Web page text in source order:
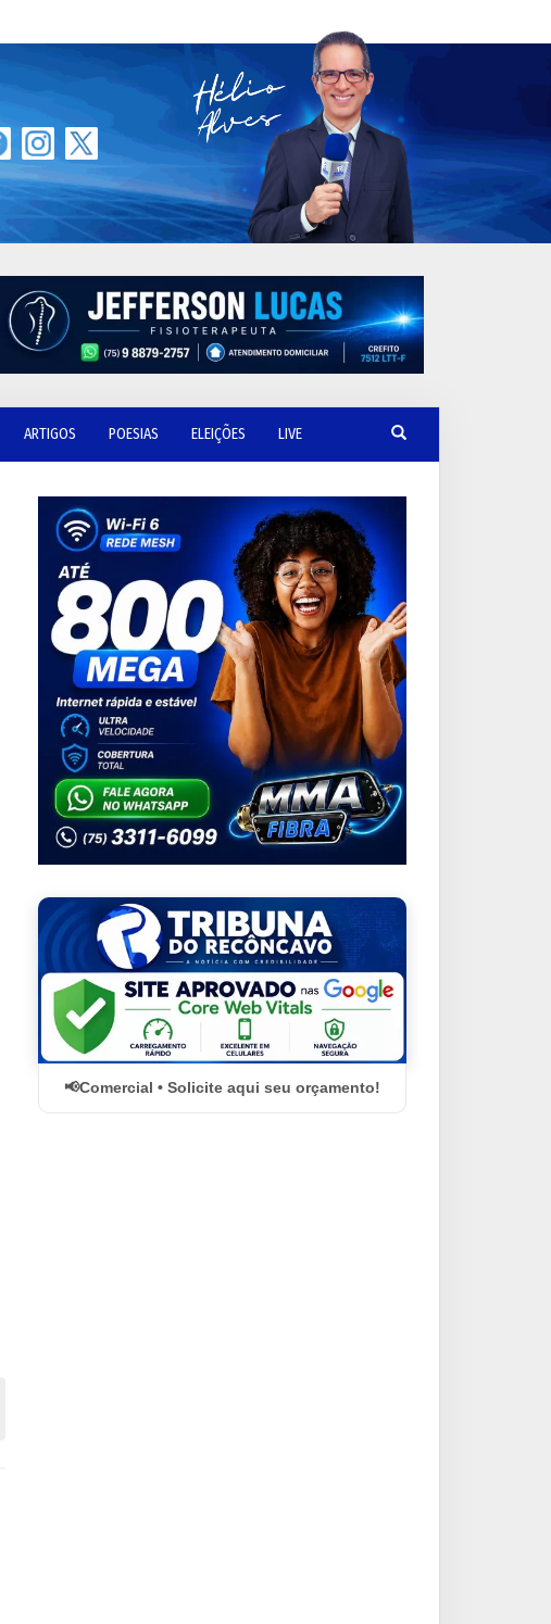
ARTIGOS POESIAS ELEIÇÕES LIVE
Comercial • Solicite aqui seu orçamento!